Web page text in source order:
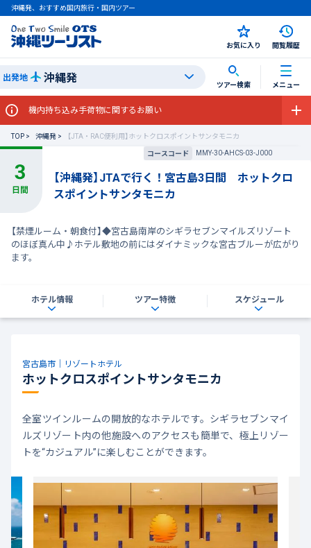
沖縄発、おすすめ国内旅行・国内ツアー
お気に入り 閲覧履歴
出発地 沖縄発 ツアー検索 メニュー
機内持ち込み手荷物に関するお願い
TOP 沖縄発
【JTA・RAC便利用】ホットクロスポイントサンタモニカ
コースコード
MMY-30-AHCS-03-J000
【沖縄発】JTAで行く！宮古島3日間 ホットクロ
スポイントサンタモニカ
【禁煙ルーム・朝食付】◆宮古島南岸のシギラセブンマイルズリゾート
のほぼ真ん中♪ホテル敷地の前にはダイナミックな宮古ブルーが広がり
ます。
ホテル情報 ツアー特徴 スケジュール
宮古島市｜リゾートホテル
ホットクロスポイントサンタモニカ
全室ツインルームの開放的なホテルです。シギラセブンマイ
ルズリゾート内の他施設へのアクセスも簡単で、極上リゾー
トを“カジュアル”に楽しむことができます。